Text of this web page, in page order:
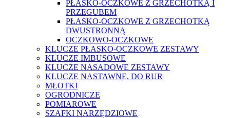
PŁASKO-OCZKOWE Z GRZECHOTKĄ I
PRZEGUBEM
PŁASKO-OCZKOWE Z GRZECHOTKĄ
DWUSTRONNĄ
OCZKOWO-OCZKOWE
KLUCZE PŁASKO-OCZKOWE ZESTAWY
KLUCZE IMBUSOWE
KLUCZE NASADOWE ZESTAWY
KLUCZE NASTAWNE, DO RUR
MŁOTKI
OGRODNICZE
POMIAROWE
SZAFKI NARZĘDZIOWE